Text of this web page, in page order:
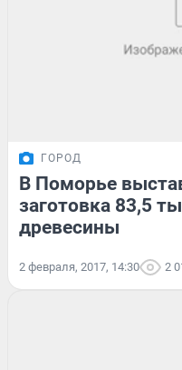
ГОРОД
В Поморье
заготовка 83,5
древесины
2 февраля, 2017, 14:30 2